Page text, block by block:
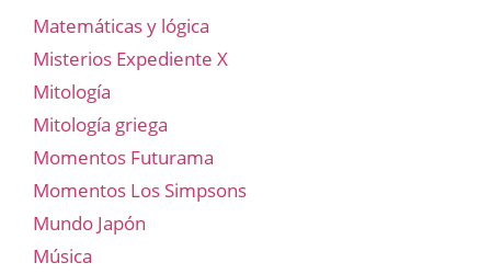
Matemáticas y lógica
Misterios Expediente X
Mitología
Mitología griega
Momentos Futurama
Momentos Los Simpsons
Mundo Japón
Música